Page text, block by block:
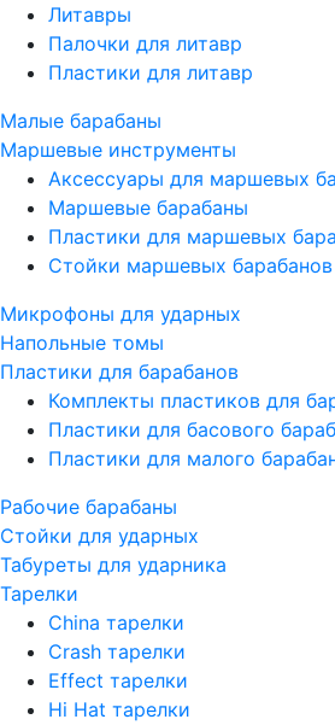
Литавры
Палочки для литавр
Пластики для литавр
Малые барабаны
Маршевые инструменты
Аксессуары для маршевых
Маршевые барабаны
Пластики для маршевых
Стойки маршевых барабанов
Микрофоны для ударных
Напольные томы
Пластики для барабанов
Комплекты пластиков для
Пластики для басового
Пластики для малого
Рабочие барабаны
Стойки для ударных
Табуреты для ударника
Тарелки
China тарелки
Crash тарелки
Effect тарелки
Hi Hat тарелки